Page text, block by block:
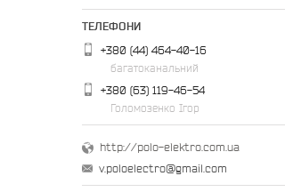
+380 (44) 464-40-16
багатоканальний
+380 (63) 119-46-54
Голомозенко Ігор
http://polo-elektro.com.ua
v.poloelectro@gmail.com